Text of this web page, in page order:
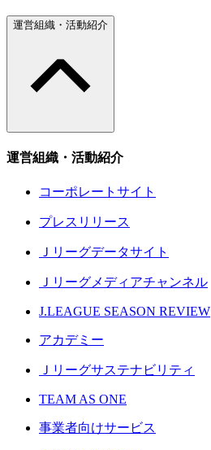
運営組織・活動紹介
運営組織・活動紹介
コーポレートサイト
プレスリリース
Ｊリーグデータサイト
Ｊリーグメディアチャンネル
J.LEAGUE SEASON REVIEW
アカデミー
Ｊリーグサステナビリティ
TEAM AS ONE
事業者向けサービス